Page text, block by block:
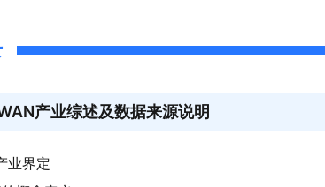
产业综述及数据来源说明
业界定